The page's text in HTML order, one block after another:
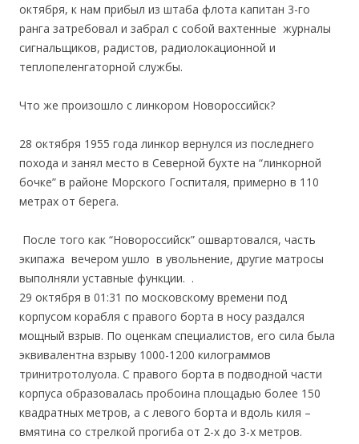
октября, к нам прибыл из штаба флота капитан 3-го
ранга затребовал и забрал с собой вахтенные журналы
сигнальщиков, радистов, радиолокационной и
теплопеленгаторной службы.
Что же произошло с линкором Новороссийск?
28 октября 1955 года линкор вернулся из последнего
похода и занял место в Северной бухте на “линкорной
бочке” в районе Морского Госпиталя, примерно в 110
метрах от берега.
После того как “Новороссийск” ошвартовался, часть
экипажа вечером ушло в увольнение, другие матросы
выполняли уставные функции. .
29 октября в 01:31 по московскому времени под
корпусом корабля с правого борта в носу раздался
мощный взрыв. По оценкам специалистов, его сила была
эквивалентна взрыву 1000-1200 килограммов
тринитротолуола. С правого борта в подводной части
корпуса образовалась пробоина площадью более 150
квадратных метров, а с левого борта и вдоль киля –
вмятина со стрелкой прогиба от 2-х до 3-х метров.